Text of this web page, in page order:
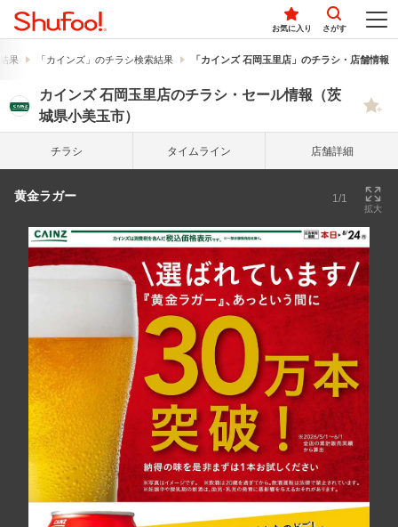
お気に入り さがす
果 「カインズ」のチラシ検索結果 「カインズ 石岡玉里店」のチラシ・店舗情報
カインズ 石岡玉里店のチラシ・セール情報（茨
城県小美玉市）
チラシ タイム ライン 店舗詳細
黄金ラガー 1/1
拡大